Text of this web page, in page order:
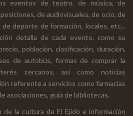
eventos de teatro, de música, de
de audiovisuales, de ocio, de
deporte de formación, locales, etc...
detalla de cada evento, como su
población, clasificación, duración,
de autobús, formas de comprar la
cercanos, así como noticias
referente a servicios como farmacias
asociaciones, guía de bibliotecas.
de la cultura de El Ejido e información